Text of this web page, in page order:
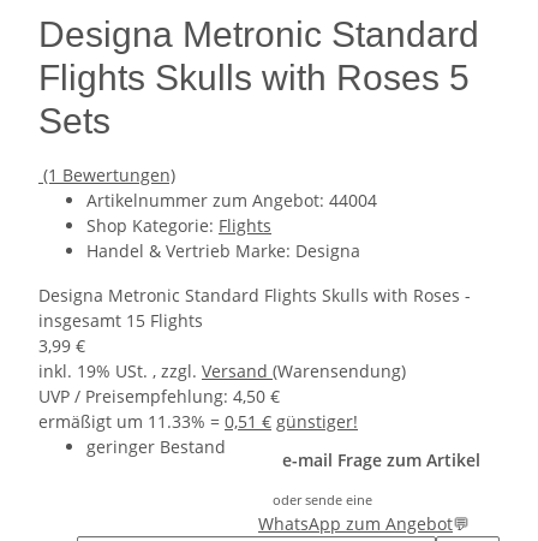
Designa Metronic Standard
Flights Skulls with Roses 5
Sets
(1 Bewertungen)
Artikelnummer zum Angebot: 44004
Shop Kategorie: Flights
Handel & Vertrieb Marke: Designa
Designa Metronic Standard Flights Skulls with Roses -
insgesamt 15 Flights
3,99 €
inkl. 19% USt. , zzgl. Versand (Warensendung)
UVP / Preisempfehlung: 4,50 €
ermäßigt um 11.33% = 0,51 € günstiger!
geringer Bestand
e-mail Frage zum Artikel
oder sende eine
WhatsApp zum Angebot💬